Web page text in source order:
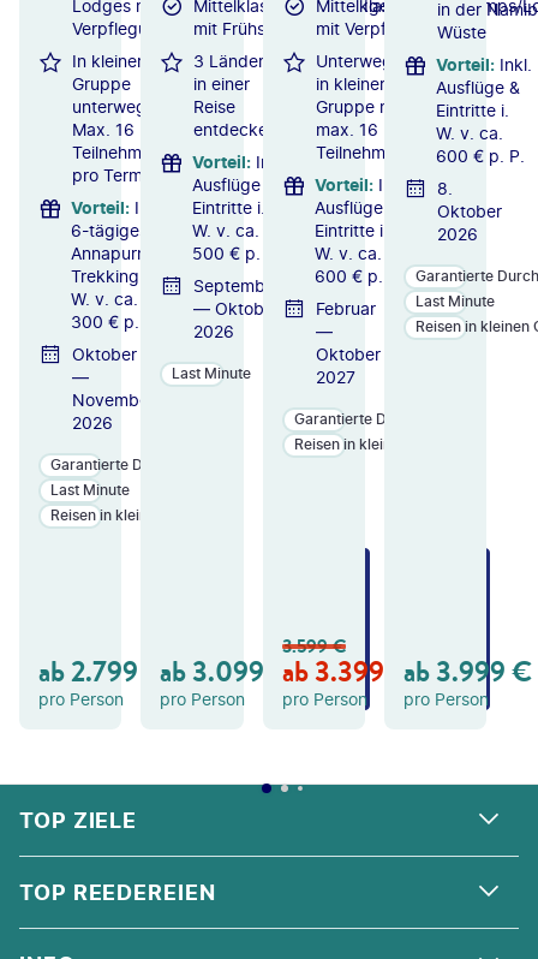
Lodges mit
Verpflegung
In kleiner
Gruppe
unterwegs:
Max. 16
Teilnehmer
pro Termin
Vorteil: Inkl.
6-tägiges
Annapurna-
Trekking i.
W. v. ca.
300 € p. P.
Oktober
—
November
2026
Garantierte Durchführung
Last Minute
Reisen in kleinen Gruppen
ab2.799 €
pro Person
B
OT
Mittelklassehotels/Lodges
mit Frühstück
3 Länder
in einer
Reise
entdecken
Vorteil: Inkl.
Ausflüge &
Eintritte i.
W. v. ca.
500 € p. P.
September
— Oktober
2026
Last Minute
ab3.099 €
pro Person
GE
B
OT
Mittelklassehotels/Camps/
mit Verpflegung
Unterwegs
in kleiner
Gruppe mit
max. 16
Teilnehmern
Vorteil: Inkl.
Ausflüge &
Eintritte i.
W. v. ca.
600 € p. P.
Februar
—
Oktober
2027
Garantierte Durchführung
Reisen in kleinen Gruppen
3.599€
ab3.399 €
pro Person
B
OT
in der
Wüste
Vorteil: Inkl.
Ausflüge &
Eintritte i.
W. v. ca.
600 € p. P.
8.
Oktober
2026
Garantierte
Last Minute
Reisen in kleinen
ab3.999€
pro Person
TOP ZIELE
ALPEN
ANDALUSIEN
TOP REEDEREIEN